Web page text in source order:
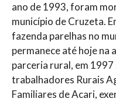
ano de 1993, foram
município de Cruzeta.
fazenda parelhas no
permanece até hoje na
parceria rural, em
trabalhadores Rurais
Familiares de Acari,